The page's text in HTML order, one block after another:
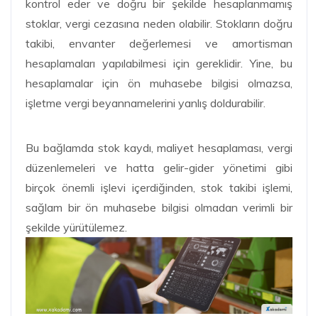
kontrol eder ve doğru bir şekilde hesaplanmamış
stoklar, vergi cezasına neden olabilir. Stokların doğru
takibi, envanter değerlemesi ve amortisman
hesaplamaları yapılabilmesi için gereklidir. Yine, bu
hesaplamalar için ön muhasebe bilgisi olmazsa,
işletme vergi beyannamelerini yanlış doldurabilir.
Bu bağlamda stok kaydı, maliyet hesaplaması, vergi
düzenlemeleri ve hatta gelir-gider yönetimi gibi
birçok önemli işlevi içerdiğinden, stok takibi işlemi,
sağlam bir ön muhasebe bilgisi olmadan verimli bir
şekilde yürütülemez.